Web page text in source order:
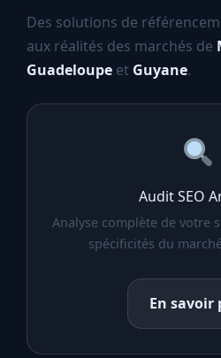
Des solutions de
aux réalités des marchés de
Guadeloupe et Guyane.
Audit SEO
Analyse complète de votre
spécificités du
En savoir